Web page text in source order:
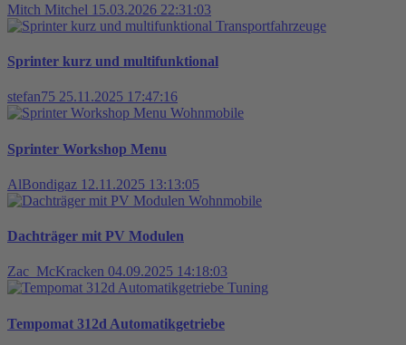
Mitch Mitchel 15.03.2026 22:31:03
Transportfahrzeuge
Sprinter kurz und multifunktional
stefan75 25.11.2025 17:47:16
Wohnmobile
Sprinter Workshop Menu
AlBondigaz 12.11.2025 13:13:05
Wohnmobile
Dachträger mit PV Modulen
Zac_McKracken 04.09.2025 14:18:03
Tuning
Tempomat 312d Automatikgetriebe